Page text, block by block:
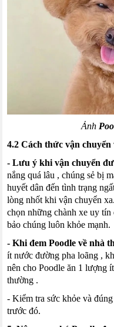
Ảnh
4.2 Cách thức vận
- Lưu ý khi vận chuyển
nắng quá lâu , chúng sẻ bị
huyết dân đến tình trạng
lòng nhốt khi vận chuyển
chọn những chành xe uy
bảo chúng luôn khỏe mạnh.
- Khi đem Poodle về nhà
ít nước đường pha loãng ,
nên cho Poodle ăn 1 lượng
thường .
- Kiểm tra sức khỏe và
trước đó.